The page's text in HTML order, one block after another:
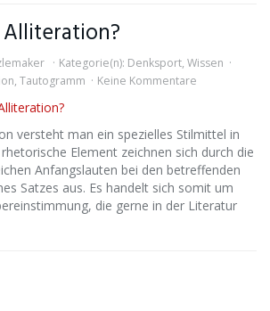
Kategorie(n): Denksport, Wissen
, Tautogramm Keine Kommentare
versteht man ein spezielles Stilmittel in
Element zeichnen sich durch die
Anfangslauten bei den betreffenden
Satzes aus. Es handelt sich somit um
die gerne in der Literatur